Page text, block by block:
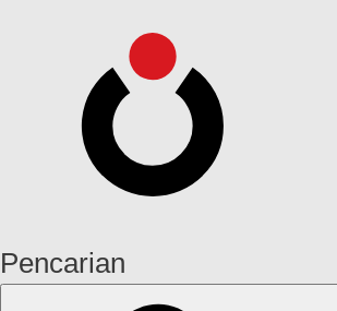
Pencarian